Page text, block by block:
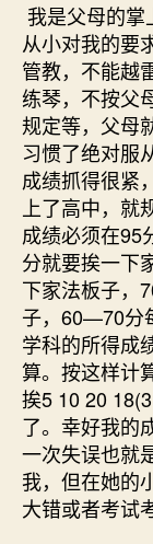
我是父母的
从小对我的要
管教，不能越
练琴，不按父
规定等，父母
习惯了绝对服
成绩抓得很紧
上了高中，就
成绩必须在95
分就要挨一下
下家法板子，
子，60—70分
学科的所得成
算。按这样计
挨5 10 20
了。幸好我的
一次失误也就
我，但在她的
大错或者考试